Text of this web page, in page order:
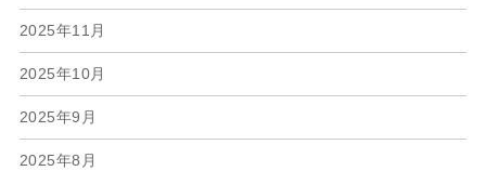
2025年11月
2025年10月
2025年9月
2025年8月